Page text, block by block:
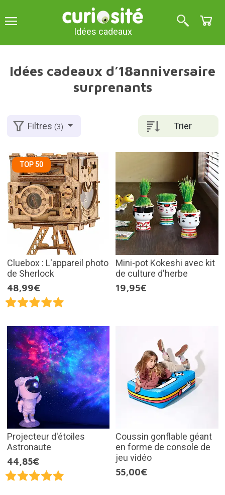
Idées cadeaux
Idées cadeaux d’18anniversaire
surprenants
Trier
Filtres(3)
TOP 50
Cluebox : L'appareil photo
de Sherlock
48,99€
Mini-pot Kokeshi avec kit
de culture d'herbe
19,95€
Projecteur d'étoiles
Astronaute
44,85€
Coussin gonflable géant
en forme de console de
jeu vidéo
55,00€